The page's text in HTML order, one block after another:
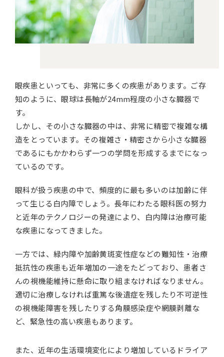
眼疾患といっても、非常に多くの疾患があります。ご存
知のように、眼球は長軸が24mm程度の小さな臓器で
す。
しかし、その小さな臓器の中は、非常に精密で複雑な構
造をとっています。その複雑さ・精密さから小さな臓器
であるにもかかわらず一つの学問を形成するまでになっ
ているのです。
眼科が扱う疾患の中で、頻度的に最も多いのは加齢に伴
って生じる白内障でしょう。長年にわたる眼科医の努力
と近年のテクノロジーの発達により、白内障は治療可能
な疾患になってきました。
一方では、緑内障や加齢黄斑変性症などの難知性・治療
抵抗性の疾患も近年増加の一途をたどっており、患者さ
んの視機能維持に懸命に取り組まなければなりません。
適切に治療しなければ重篤な後遺症を残したり不可逆性
の視機能障害を残したりする角膜感染症や網膜剥離な
ど、緊急性の高い疾患もあります。
また、近年の生活環境変化により増加しているドライア